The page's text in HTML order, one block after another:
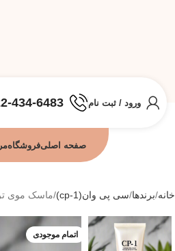
ورود / ثبت نام 434-6483
صفحه اصلیفروشگاه
خانه برندها سی پی وان(cp-1) ماسک موی
اتمام موجودی